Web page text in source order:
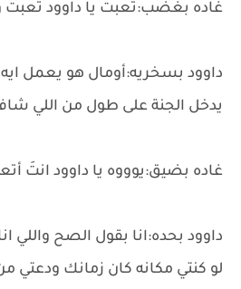
غاده بغضب:تعبت يا داوود تعبت
داوود بسخريه:أومال هو يعمل
يدخل الجنة على طول من اللي
غاده بضيق:يوووه يا داوود انتَ
داوود بحده:انا بقول الصح واللي
لو كنتي مكانه كان زمانك ودعتي